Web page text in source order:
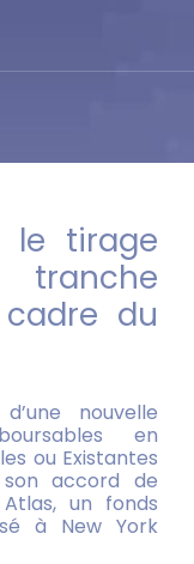
le tirage
cadre du
nouvelle
en
ou Existantes
accord de
un fonds
à New York